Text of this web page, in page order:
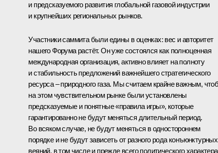
и предсказуемого развития глобальной газовой индустрии
и крупнейших региональных рынков.
Участники саммита были едины в оценках: вес и авторитет
нашего Форума растёт. Он уже состоялся как полноценная
международная организация, активно влияет на полноту
и стабильность предложений важнейшего стратегического
ресурса – природного газа. Мы считаем крайне важным,
на этом чувствительном рынке были установлены
предсказуемые и понятные «правила игры», которые
гарантированно не будут меняться длительный период.
Во всяком случае, не будут меняться в одностороннем
порядке и не будут зависеть от разного рода конъюнктурных
веяний, в том числе и прежде всего политического